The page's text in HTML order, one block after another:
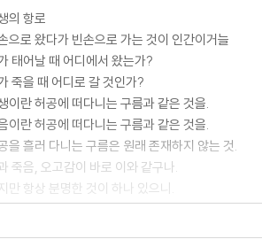
의 항로
으로 왔다가 빈손으로 가는 것이 인간이거늘
태어날 때 어디에서 왔는가?
죽을 때 어디로 갈 것인가?
이란 허공에 떠다니는 구름과 같은 것을.
이란 허공에 떠다니는 구름과 같은 것을.
을 흘러 다니는 구름은 원래 존재하지 않는 것.
죽음, 오고감이 바로 이와 같구나.
만 항상 분명한 것이 하나 있으니.
죽음을 초월하고 순수하고 청정한 것.